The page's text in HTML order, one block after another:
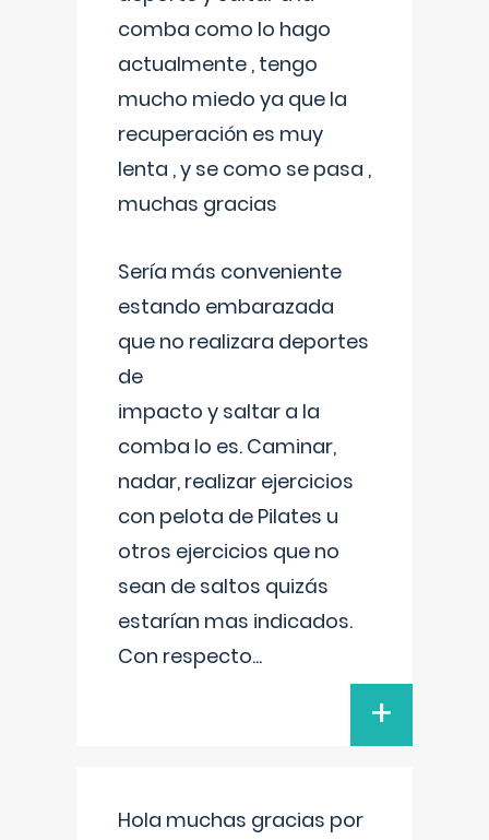
comba como lo hago
actualmente , tengo
mucho miedo ya que la
recuperación es muy
lenta , y se como se pasa ,
muchas gracias
Sería más conveniente
estando embarazada
que no realizara deportes
de
impacto y saltar a la
comba lo es. Caminar,
nadar, realizar ejercicios
con pelota de Pilates u
otros ejercicios que no
sean de saltos quizás
estarían mas indicados.
Con respecto...
+
Hola muchas gracias por